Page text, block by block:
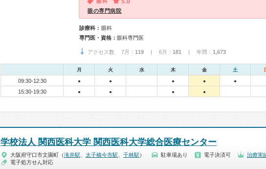
5.0
眼の専門病院
診療科： 眼科
専門医・資格： 眼科専門医
アクセス数 7月： 119 | 6月： 181 | 年間： 1,673
月 火 水 木 金 土
09:30-12:30 ● ● ● ● ●
15:30-19:30 ● ● ● ●
学校法人 関西医科大学 関西医科大学総合医療センター
大阪府守口市文園町（滝井駅 太子橋今市駅 千林駅 ） 駐車場あり 電子決済可
治療実
電子処方せん対応